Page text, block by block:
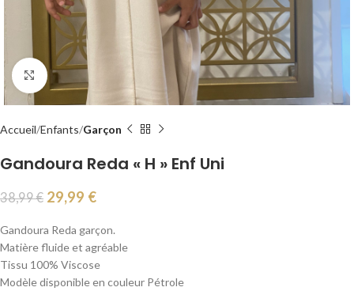
Agrandir
Accueil Enfants Garçon
Gandoura Reda « H » Enf Uni
38,99€ 29,99 €
Gandoura Reda garçon.
Matière fluide et agréable
Tissu 100% Viscose
Modèle disponible en couleur Pétrole